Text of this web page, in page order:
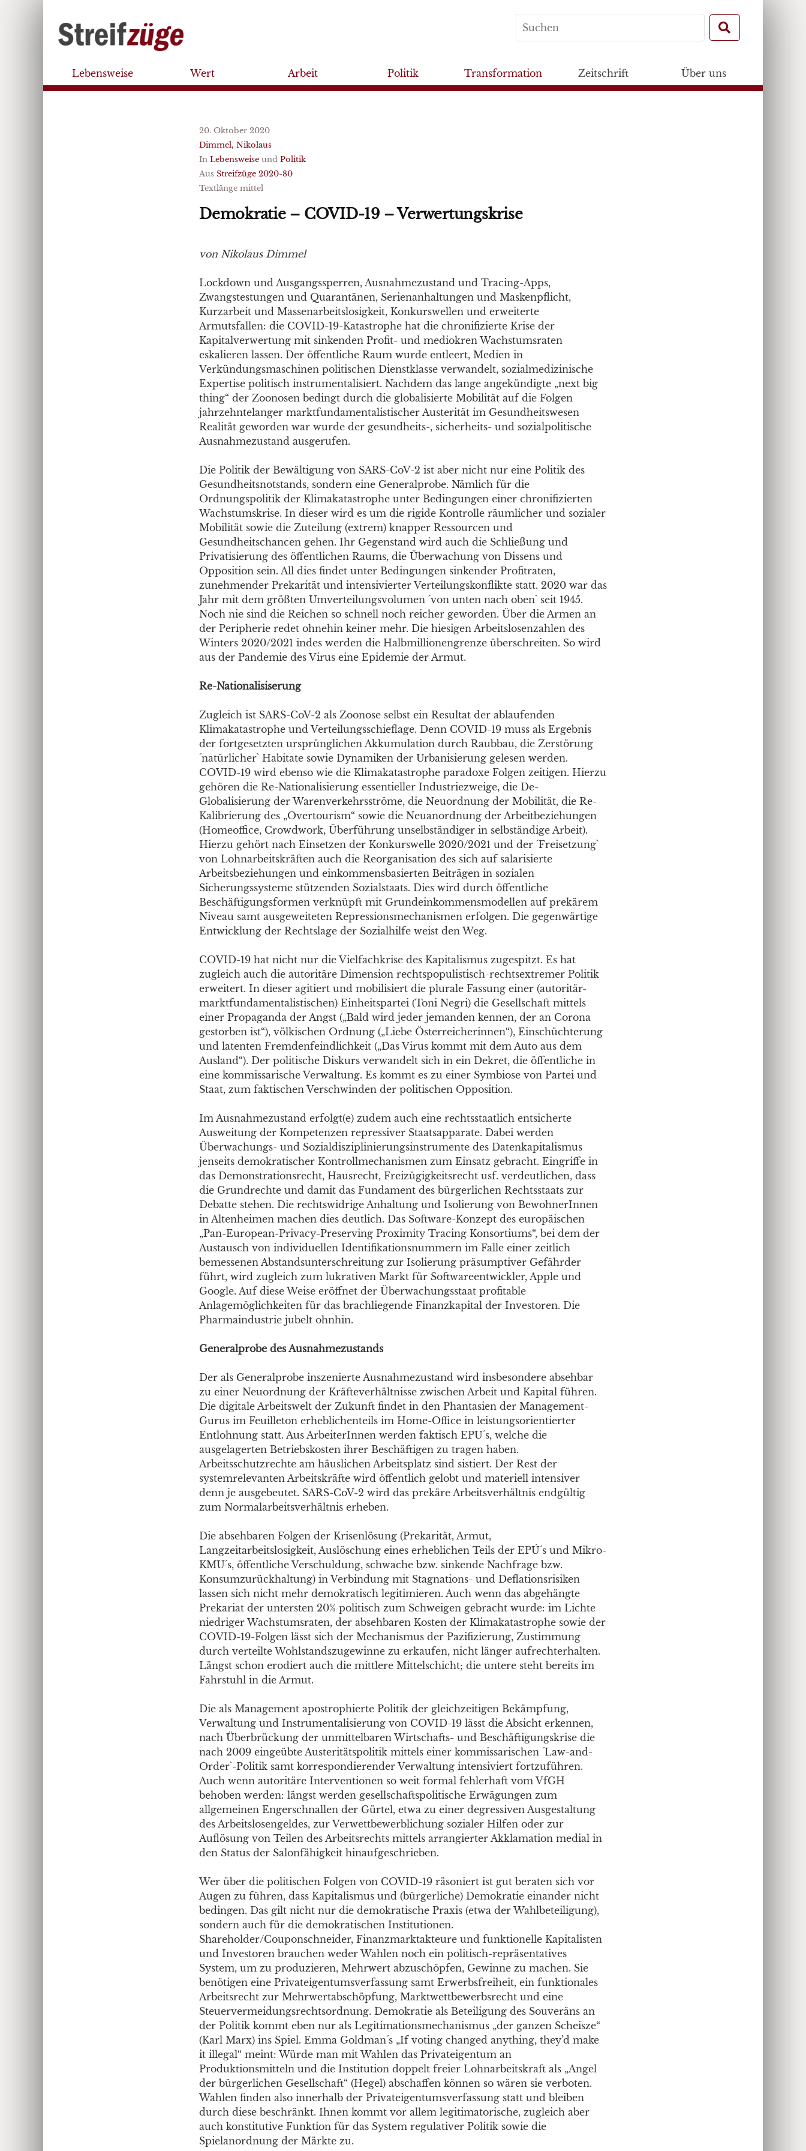
Lebensweise Wert Arbeit Politik Transformation Zeitschrift Über uns
20. Oktober 2020
Dimmel, Nikolaus
In Lebensweise und Politik
Aus Streifzüge 2020-80
Textlänge mittel
Demokratie – COVID-19 – Verwertungskrise
von Nikolaus Dimmel
Lockdown und Ausgangssperren, Ausnahmezustand und Tracing-Apps,
Zwangstestungen und Quarantänen, Serienanhaltungen und Maskenpflicht,
Kurzarbeit und Massenarbeitslosigkeit, Konkurswellen und erweiterte
Armutsfallen: die COVID-19-Katastrophe hat die chronifizierte Krise der
Kapitalverwertung mit sinkenden Profit- und mediokren Wachstumsraten
eskalieren lassen. Der öffentliche Raum wurde entleert, Medien in
Verkündungsmaschinen politischen Dienstklasse verwandelt, sozialmedizinische
Expertise politisch instrumentalisiert. Nachdem das lange angekündigte „next big
thing“ der Zoonosen bedingt durch die globalisierte Mobilität auf die Folgen
jahrzehntelanger marktfundamentalistischer Austerität im Gesundheitswesen
Realität geworden war wurde der gesundheits-, sicherheits- und sozialpolitische
Ausnahmezustand ausgerufen.
Die Politik der Bewältigung von SARS-CoV-2 ist aber nicht nur eine Politik des
Gesundheitsnotstands, sondern eine Generalprobe. Nämlich für die
Ordnungspolitik der Klimakatastrophe unter Bedingungen einer chronifizierten
Wachstumskrise. In dieser wird es um die rigide Kontrolle räumlicher und sozialer
Mobilität sowie die Zuteilung (extrem) knapper Ressourcen und
Gesundheitschancen gehen. Ihr Gegenstand wird auch die Schließung und
Privatisierung des öffentlichen Raums, die Überwachung von Dissens und
Opposition sein. All dies findet unter Bedingungen sinkender Profitraten,
zunehmender Prekarität und intensivierter Verteilungskonflikte statt. 2020 war das
Jahr mit dem größten Umverteilungsvolumen ´von unten nach oben` seit 1945.
Noch nie sind die Reichen so schnell noch reicher geworden. Über die Armen an
der Peripherie redet ohnehin keiner mehr. Die hiesigen Arbeitslosenzahlen des
Winters 2020/2021 indes werden die Halbmillionengrenze überschreiten. So wird
aus der Pandemie des Virus eine Epidemie der Armut.
Re-Nationalisiserung
Zugleich ist SARS-CoV-2 als Zoonose selbst ein Resultat der ablaufenden
Klimakatastrophe und Verteilungsschieflage. Denn COVID-19 muss als Ergebnis
der fortgesetzten ursprünglichen Akkumulation durch Raubbau, die Zerstörung
´natürlicher` Habitate sowie Dynamiken der Urbanisierung gelesen werden.
COVID-19 wird ebenso wie die Klimakatastrophe paradoxe Folgen zeitigen. Hierzu
gehören die Re-Nationalisierung essentieller Industriezweige, die De-
Globalisierung der Warenverkehrsströme, die Neuordnung der Mobilität, die Re-
Kalibrierung des „Overtourism“ sowie die Neuanordnung der Arbeitbeziehungen
(Homeoffice, Crowdwork, Überführung unselbständiger in selbständige Arbeit).
Hierzu gehört nach Einsetzen der Konkurswelle 2020/2021 und der ´Freisetzung`
von Lohnarbeitskräften auch die Reorganisation des sich auf salarisierte
Arbeitsbeziehungen und einkommensbasierten Beiträgen in sozialen
Sicherungssysteme stützenden Sozialstaats. Dies wird durch öffentliche
Beschäftigungsformen verknüpft mit Grundeinkommensmodellen auf prekärem
Niveau samt ausgeweiteten Repressionsmechanismen erfolgen. Die gegenwärtige
Entwicklung der Rechtslage der Sozialhilfe weist den Weg.
COVID-19 hat nicht nur die Vielfachkrise des Kapitalismus zugespitzt. Es hat
zugleich auch die autoritäre Dimension rechtspopulistisch-rechtsextremer Politik
erweitert. In dieser agitiert und mobilisiert die plurale Fassung einer (autoritär-
marktfundamentalistischen) Einheitspartei (Toni Negri) die Gesellschaft mittels
einer Propaganda der Angst („Bald wird jeder jemanden kennen, der an Corona
gestorben ist“), völkischen Ordnung („Liebe Österreicherinnen“), Einschüchterung
und latenten Fremdenfeindlichkeit („Das Virus kommt mit dem Auto aus dem
Ausland“). Der politische Diskurs verwandelt sich in ein Dekret, die öffentliche in
eine kommissarische Verwaltung. Es kommt es zu einer Symbiose von Partei und
Staat, zum faktischen Verschwinden der politischen Opposition.
Im Ausnahmezustand erfolgt(e) zudem auch eine rechtsstaatlich entsicherte
Ausweitung der Kompetenzen repressiver Staatsapparate. Dabei werden
Überwachungs- und Sozialdisziplinierungsinstrumente des Datenkapitalismus
jenseits demokratischer Kontrollmechanismen zum Einsatz gebracht. Eingriffe in
das Demonstrationsrecht, Hausrecht, Freizügigkeitsrecht usf. verdeutlichen, dass
die Grundrechte und damit das Fundament des bürgerlichen Rechtsstaats zur
Debatte stehen. Die rechtswidrige Anhaltung und Isolierung von BewohnerInnen
in Altenheimen machen dies deutlich. Das Software-Konzept des europäischen
„Pan-European-Privacy-Preserving Proximity Tracing Konsortiums“, bei dem der
Austausch von individuellen Identifikationsnummern im Falle einer zeitlich
bemessenen Abstandsunterschreitung zur Isolierung präsumptiver Gefährder
führt, wird zugleich zum lukrativen Markt für Softwareentwickler, Apple und
Google. Auf diese Weise eröffnet der Überwachungsstaat profitable
Anlagemöglichkeiten für das brachliegende Finanzkapital der Investoren. Die
Pharmaindustrie jubelt ohnhin.
Generalprobe des Ausnahmezustands
Der als Generalprobe inszenierte Ausnahmezustand wird insbesondere absehbar
zu einer Neuordnung der Kräfteverhältnisse zwischen Arbeit und Kapital führen.
Die digitale Arbeitswelt der Zukunft findet in den Phantasien der Management-
Gurus im Feuilleton erheblichenteils im Home-Office in leistungsorientierter
Entlohnung statt. Aus ArbeiterInnen werden faktisch EPU´s, welche die
ausgelagerten Betriebskosten ihrer Beschäftigen zu tragen haben.
Arbeitsschutzrechte am häuslichen Arbeitsplatz sind sistiert. Der Rest der
systemrelevanten Arbeitskräfte wird öffentlich gelobt und materiell intensiver
denn je ausgebeutet. SARS-CoV-2 wird das prekäre Arbeitsverhältnis endgültig
zum Normalarbeitsverhältnis erheben.
Die absehbaren Folgen der Krisenlösung (Prekarität, Armut,
Langzeitarbeitslosigkeit, Auslöschung eines erheblichen Teils der EPÚ´s und Mikro-
KMU´s, öffentliche Verschuldung, schwache bzw. sinkende Nachfrage bzw.
Konsumzurückhaltung) in Verbindung mit Stagnations- und Deflationsrisiken
lassen sich nicht mehr demokratisch legitimieren. Auch wenn das abgehängte
Prekariat der untersten 20% politisch zum Schweigen gebracht wurde: im Lichte
niedriger Wachstumsraten, der absehbaren Kosten der Klimakatastrophe sowie der
COVID-19-Folgen lässt sich der Mechanismus der Pazifizierung, Zustimmung
durch verteilte Wohlstandszugewinne zu erkaufen, nicht länger aufrechterhalten.
Längst schon erodiert auch die mittlere Mittelschicht; die untere steht bereits im
Fahrstuhl in die Armut.
Die als Management apostrophierte Politik der gleichzeitigen Bekämpfung,
Verwaltung und Instrumentalisierung von COVID-19 lässt die Absicht erkennen,
nach Überbrückung der unmittelbaren Wirtschafts- und Beschäftigungskrise die
nach 2009 eingeübte Austeritätspolitik mittels einer kommissarischen ´Law-and-
Order`-Politik samt korrespondierender Verwaltung intensiviert fortzuführen.
Auch wenn autoritäre Interventionen so weit formal fehlerhaft vom VfGH
behoben werden: längst werden gesellschaftspolitische Erwägungen zum
allgemeinen Engerschnallen der Gürtel, etwa zu einer degressiven Ausgestaltung
des Arbeitslosengeldes, zur Verwettbewerblichung sozialer Hilfen oder zur
Auflösung von Teilen des Arbeitsrechts mittels arrangierter Akklamation medial in
den Status der Salonfähigkeit hinaufgeschrieben.
Wer über die politischen Folgen von COVID-19 räsoniert ist gut beraten sich vor
Augen zu führen, dass Kapitalismus und (bürgerliche) Demokratie einander nicht
bedingen. Das gilt nicht nur die demokratische Praxis (etwa der Wahlbeteiligung),
sondern auch für die demokratischen Institutionen.
Shareholder/Couponschneider, Finanzmarktakteure und funktionelle Kapitalisten
und Investoren brauchen weder Wahlen noch ein politisch-repräsentatives
System, um zu produzieren, Mehrwert abzuschöpfen, Gewinne zu machen. Sie
benötigen eine Privateigentumsverfassung samt Erwerbsfreiheit, ein funktionales
Arbeitsrecht zur Mehrwertabschöpfung, Marktwettbewerbsrecht und eine
Steuervermeidungsrechtsordnung. Demokratie als Beteiligung des Souveräns an
der Politik kommt eben nur als Legitimationsmechanismus „der ganzen Scheisze“
(Karl Marx) ins Spiel. Emma Goldman´s „If voting changed anything, they’d make
it illegal“ meint: Würde man mit Wahlen das Privateigentum an
Produktionsmitteln und die Institution doppelt freier Lohnarbeitskraft als „Angel
der bürgerlichen Gesellschaft“ (Hegel) abschaffen können so wären sie verboten.
Wahlen finden also innerhalb der Privateigentumsverfassung statt und bleiben
durch diese beschränkt. Ihnen kommt vor allem legitimatorische, zugleich aber
auch konstitutive Funktion für das System regulativer Politik sowie die
Spielanordnung der Märkte zu.